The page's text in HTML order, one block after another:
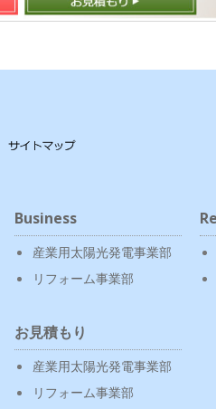
Business
産業用太陽光発電事業部
リフォーム事業部
お見積もり
産業用太陽光発電事業部
リフォーム事業部